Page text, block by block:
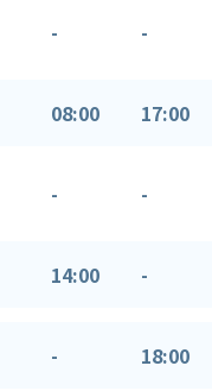
- -
08:00 17:00
- -
14:00 -
- 18:00